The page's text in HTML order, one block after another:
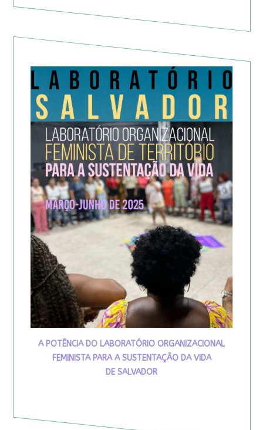
A POTÊNCIA DO LABORATÓRIO ORGANIZACIONAL
FEMINISTA PARA A SUSTENTAÇÃO DA VIDA
DE SALVADOR